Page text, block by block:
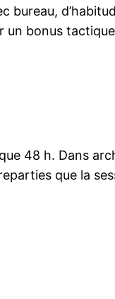
un bonus
48 h. Dans
que la